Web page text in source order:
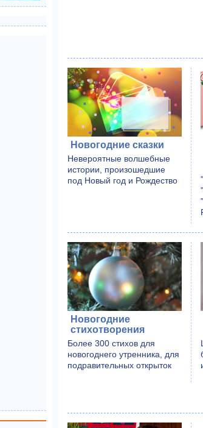
Новогодние сказки
Невероятные волшебные
истории, произошедшие
под Новый год и Рождество
Новогодние
стихотворения
Более 300 стихов для
новогоднего утренника, для
подравительных открыток